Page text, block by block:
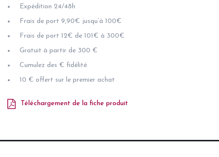
Expédition 24/48h
Frais de port 9,90€ jusqu’à 100€
Frais de port 12€ de 101€ à 300€
Gratuit à partir de 300 €
Cumulez des € fidélité
10 € offert sur le premier achat
Téléchargement de la fiche produit